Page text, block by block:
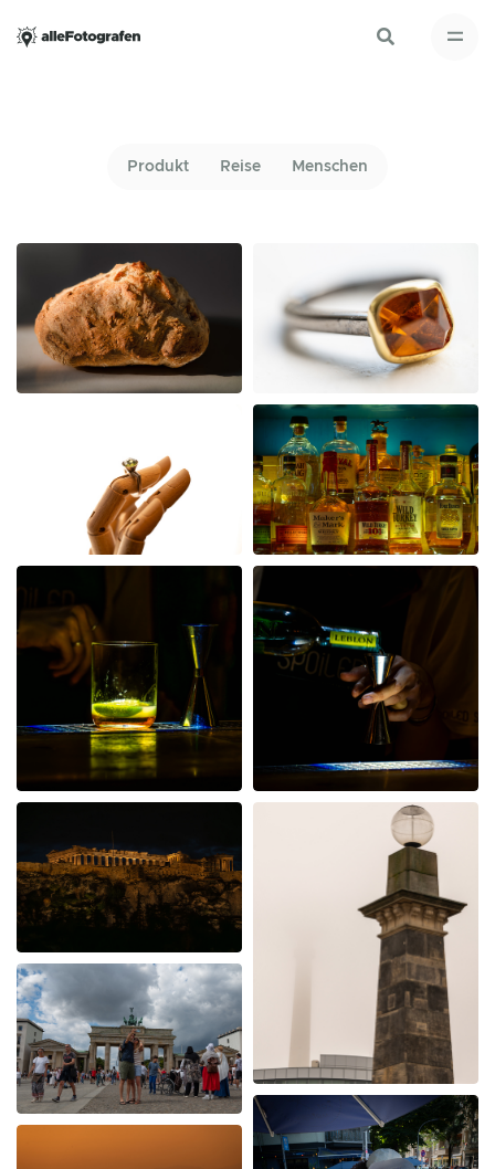
Produkt Reise Menschen